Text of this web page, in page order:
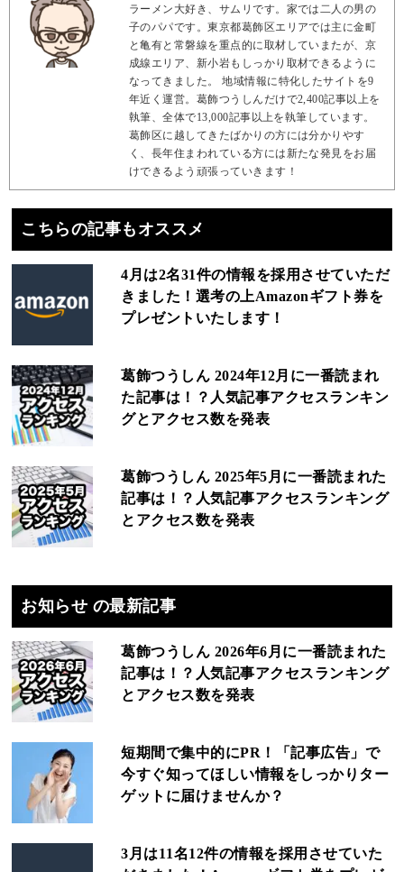
ラーメン大好き、サムリです。家では二人の男の
子のパパです。東京都葛飾区エリアでは主に金町
と亀有と常磐線を重点的に取材していまたが、京
成線エリア、新小岩もしっかり取材できるように
なってきました。 地域情報に特化したサイトを9
年近く運営。葛飾つうしんだけで2,400記事以上を
執筆、全体で13,000記事以上を執筆しています。
葛飾区に越してきたばかりの方には分かりやす
く、長年住まわれている方には新たな発見をお届
けできるよう頑張っていきます！
こちらの記事もオススメ
4月は2名31件の情報を採用させていただ
きました！選考の上Amazonギフト券を
プレゼントいたします！
葛飾つうしん 2024年12月に一番読まれ
た記事は！？人気記事アクセスランキン
グとアクセス数を発表
葛飾つうしん 2025年5月に一番読まれた
記事は！？人気記事アクセスランキング
とアクセス数を発表
お知らせ の最新記事
葛飾つうしん 2026年6月に一番読まれた
記事は！？人気記事アクセスランキング
とアクセス数を発表
短期間で集中的にPR！「記事広告」で
今すぐ知ってほしい情報をしっかりター
ゲットに届けませんか？
3月は11名12件の情報を採用させていた